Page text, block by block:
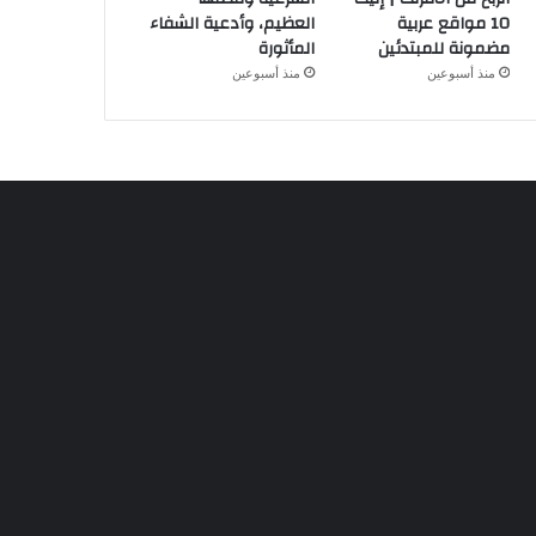
10 مواقع عربية
مضمونة للمبتدئين
منذ أسبوعين
العظيم، وأدعية الشفاء
المأثورة
منذ أسبوعين